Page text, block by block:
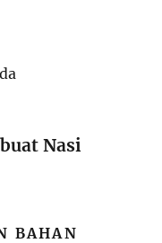
Nasi
BAHAN